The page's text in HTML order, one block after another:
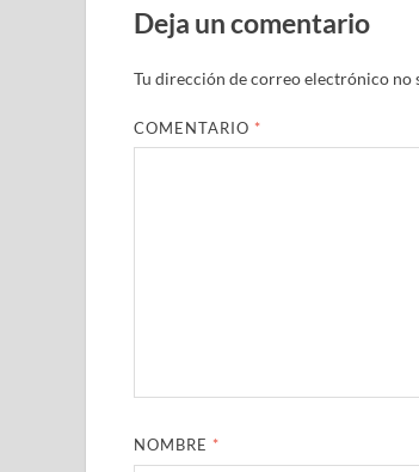
Deja un comentario
Tu dirección de correo electrónico no
COMENTARIO *
NOMBRE *